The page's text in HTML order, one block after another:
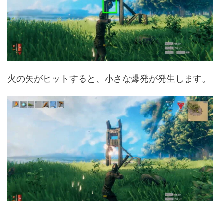
火の矢がヒットすると、小さな爆発が発生します。